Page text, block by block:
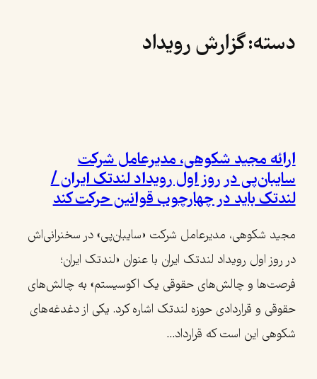
دسته:گزارش رویداد
ارائه مجید شکوهی، مدیرعامل شرکت
سایبان‌پی در روز اول رویداد لندتک ایران /
لندتک باید در چهارچوب قوانین حرکت کند
مجید شکوهی، مدیرعامل شرکت «سایبان‌پی» در سخنرانی‌اش
در روز اول رویداد لندتک ایران با عنوان «لندتک ایران؛
فرصت‌ها و چالش‌های حقوقی یک اکوسیستم» به چالش‌های
حقوقی و قراردادی حوزه لندتک اشاره کرد. یکی از دغدغه‌های
شکوهی این است که قرارداد…